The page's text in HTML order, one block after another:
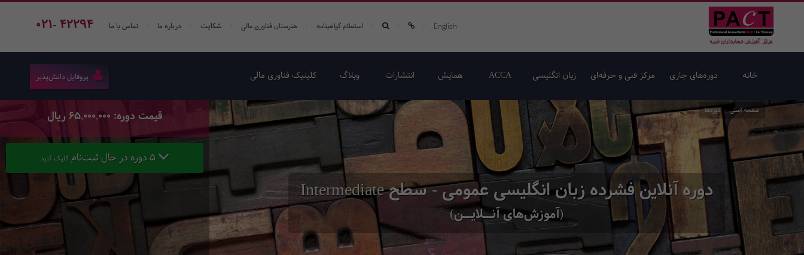
021- 42294 English استعلام گواهینامه هنرستان فناوری مالی شکایت درباره ما تماس با ما
خانه دوره‌های جاری مرکز فنی و حرفه‌ای زبان انگلیسی ACCA همایش‌ انتشارات وبلاگ کلینیک فناوری مالی پروفایل دانش‌پذیر
دوره آنلاین فشرده زبان انگلیسی عمومی - سطح Intermediate
(آموزش‌های آنــلایــن)
صفحه اصلی دوره‌ها قیمت دوره: 65,000,000 ریال
5 دوره در حال ثبت‌نام کلیک کنید